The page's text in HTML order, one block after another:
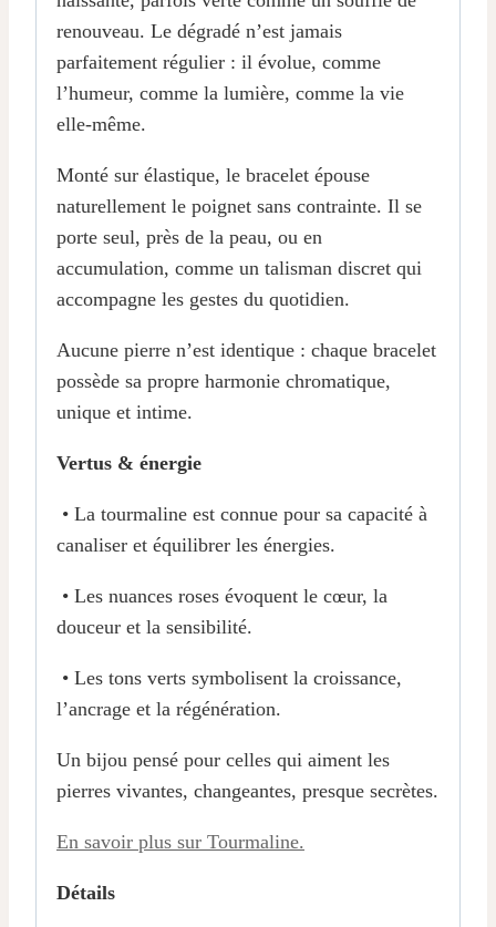
renouveau. Le dégradé n’est jamais
parfaitement régulier : il évolue, comme
l’humeur, comme la lumière, comme la vie
elle-même.
Monté sur élastique, le bracelet épouse
naturellement le poignet sans contrainte. Il se
porte seul, près de la peau, ou en
accumulation, comme un talisman discret qui
accompagne les gestes du quotidien.
Aucune pierre n’est identique : chaque bracelet
possède sa propre harmonie chromatique,
unique et intime.
Vertus & énergie
• La tourmaline est connue pour sa capacité à
canaliser et équilibrer les énergies.
• Les nuances roses évoquent le cœur, la
douceur et la sensibilité.
• Les tons verts symbolisent la croissance,
l’ancrage et la régénération.
Un bijou pensé pour celles qui aiment les
pierres vivantes, changeantes, presque secrètes.
En savoir plus sur Tourmaline.
Détails